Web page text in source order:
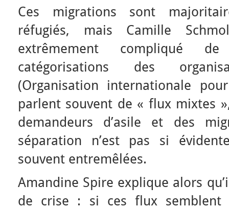
Ces migrations sont
réfugiés, mais Camille
extrêmement compliqué
catégorisations des
(Organisation internationale
parlent souvent de « flux mixtes
demandeurs d’asile et des
séparation n’est pas si
souvent entremêlées.
Amandine Spire explique alors
de crise : si ces flux semblent